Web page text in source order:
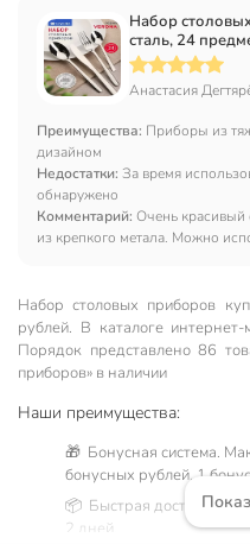
Набор
сталь, 24
Анастасия
Преимущества: Приборы из
дизайном
Недостатки: За время
обнаружено
Комментарий: Очень
из крепкого метала. Можно
Набор столовых приборов
рублей. В каталоге
Порядок представлено 86
приборов» в наличии
Наши преимущества:
🎁 Бонусная система.
бонусных рублей, 1
📦 Быстрая доставка.
2 дней.